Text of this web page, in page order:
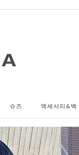
슈즈 액세서리&백